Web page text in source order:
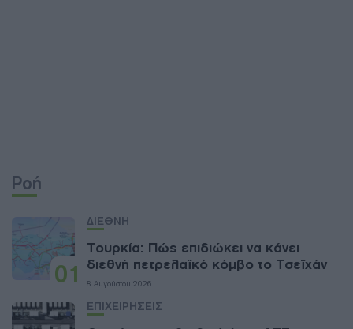
Ροή
01
ΔΙΕΘΝΗ
Τουρκία: Πώς επιδιώκει να κάνει
διεθνή πετρελαϊκό κόμβο το Τσεϊχάν
8 Αυγούστου 2026
ΕΠΙΧΕΙΡΗΣΕΙΣ